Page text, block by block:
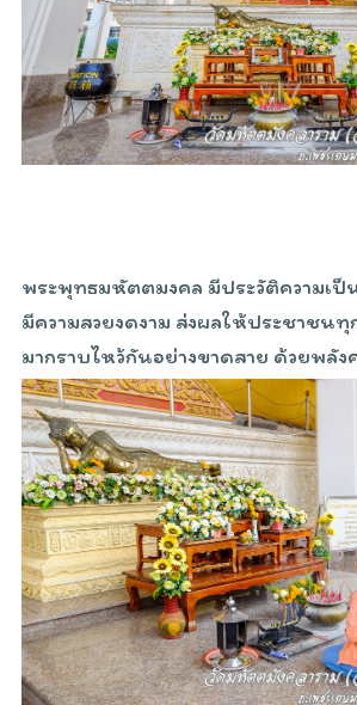
พระพุทธมหัตตมงคล มีประวัติความเป็
มีความสวยงดงาม ส่งผลให้ประชาชนทุ
มากราบไหว้กันอย่างขาดสาย ด้วยพลัง